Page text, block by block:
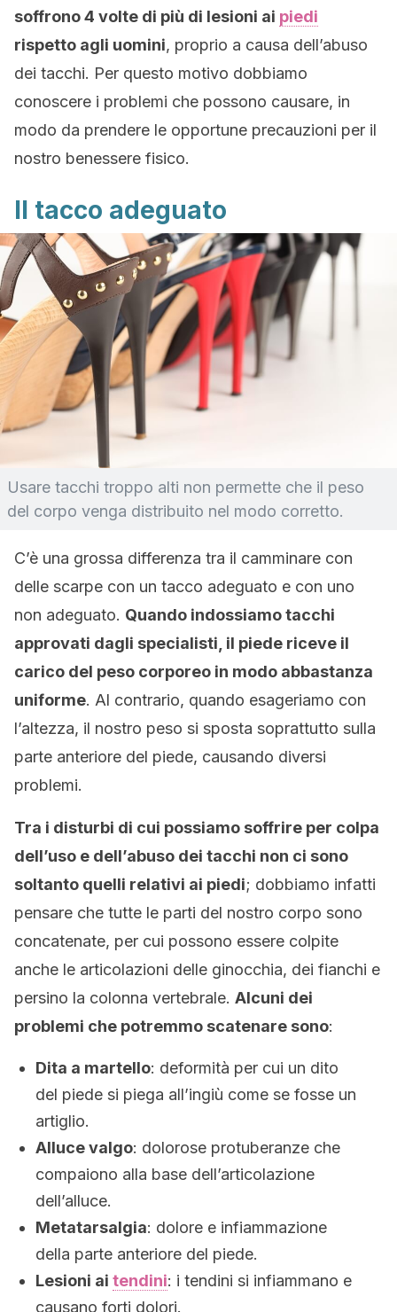
soffrono 4 volte di più di lesioni ai piedi
rispetto agli uomini, proprio a causa dell’abuso
dei tacchi. Per questo motivo dobbiamo
conoscere i problemi che possono causare, in
modo da prendere le opportune precauzioni per il
nostro benessere fisico.
Il tacco adeguato
Usare tacchi troppo alti non permette che il peso
del corpo venga distribuito nel modo corretto.
C’è una grossa differenza tra il camminare con
delle scarpe con un tacco adeguato e con uno
non adeguato. Quando indossiamo tacchi
approvati dagli specialisti, il piede riceve il
carico del peso corporeo in modo abbastanza
uniforme. Al contrario, quando esageriamo con
l’altezza, il nostro peso si sposta soprattutto sulla
parte anteriore del piede, causando diversi
problemi.
Tra i disturbi di cui possiamo soffrire per colpa
dell’uso e dell’abuso dei tacchi non ci sono
soltanto quelli relativi ai piedi; dobbiamo infatti
pensare che tutte le parti del nostro corpo sono
concatenate, per cui possono essere colpite
anche le articolazioni delle ginocchia, dei fianchi e
persino la colonna vertebrale. Alcuni dei
problemi che potremmo scatenare sono:
Dita a martello: deformità per cui un dito
del piede si piega all’ingiù come se fosse un
artiglio.
Alluce valgo: dolorose protuberanze che
compaiono alla base dell’articolazione
dell’alluce.
Metatarsalgia: dolore e infiammazione
della parte anteriore del piede.
Lesioni ai tendini: i tendini si infiammano e
causano forti dolori.